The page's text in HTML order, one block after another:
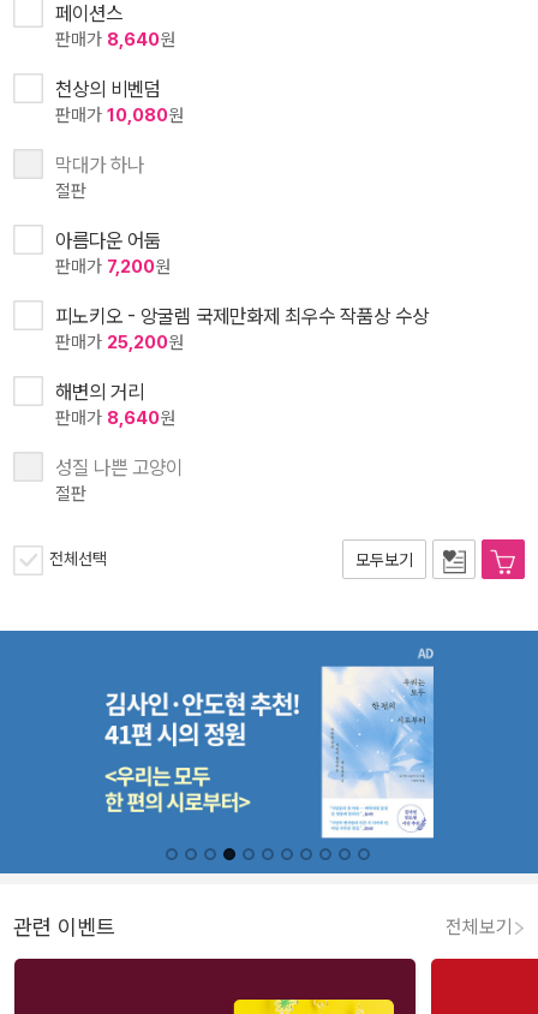
페이션스
판매가 8,640원
천상의 비벤덤
판매가 10,080원
막대가 하나
절판
아름다운 어둠
판매가 7,200원
피노키오 - 앙굴렘 국제만화제 최우수 작품상 수상
판매가 25,200원
해변의 거리
판매가 8,640원
성질 나쁜 고양이
절판
전체선택 모두보기
관련 이벤트 전체보기